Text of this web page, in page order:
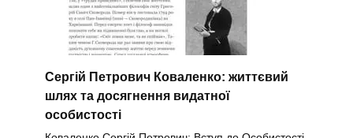
Сергій Петрович Коваленко: життєвий
шлях та досягнення видатної
особистості